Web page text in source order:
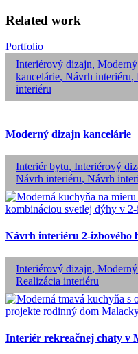
Related work
Portfolio
Interiérový dizajn,
kancelárie, Návrh interiéru,
interiéru
Moderný dizajn kancelárie
Interiér bytu, Interiérový
Návrh interiéru, Návrh
Návrh interiéru 2-izbového
Interiérový dizajn,
Realizácia interiéru
Interiér rekreačnej chaty v